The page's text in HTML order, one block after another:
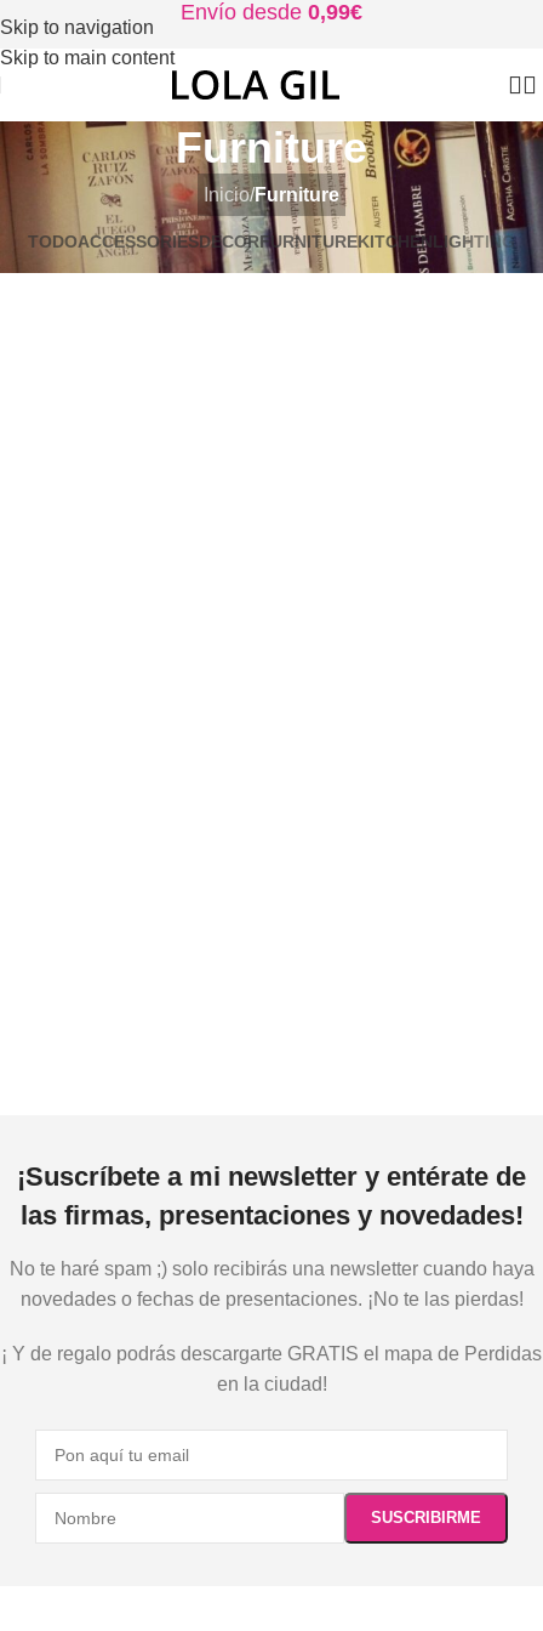
Skip to navigation
Skip to main content
Envío desde 0,99€
Furniture
Inicio/Furniture
TODOACCESSORIESDECORFURNITUREKITCHENLIGHTING
¡Suscríbete a mi newsletter y entérate de
las firmas, presentaciones y novedades!
No te haré spam ;) solo recibirás una newsletter cuando haya
novedades o fechas de presentaciones. ¡No te las pierdas!
¡ Y de regalo podrás descargarte GRATIS el mapa de Perdidas
en la ciudad!